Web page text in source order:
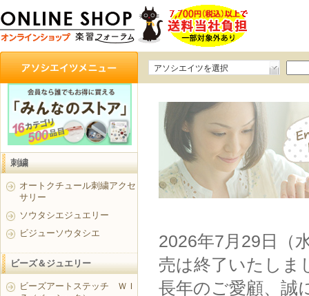
アソシエイツを選択
2026年7月29日（
売は終了いたしま
長年のご愛顧、誠
刺繍
オートクチュール刺繍アクセ
サリー
ソウタシエジュエリー
ビジューソウタシエ
ビーズ＆ジュエリー
ビーズアートステッチ ＷＩ